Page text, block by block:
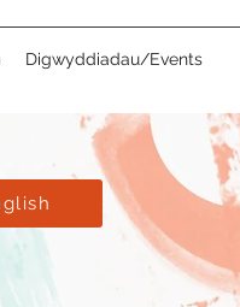
Digwyddiadau/Events